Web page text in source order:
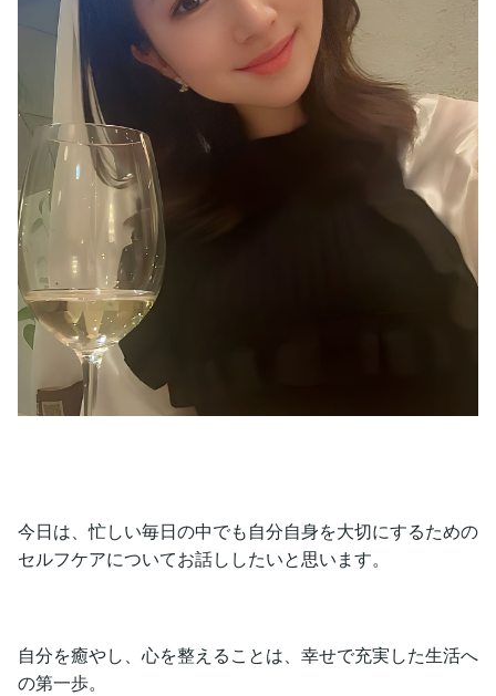
今日は、忙しい毎日の中でも自分自身を大切にするための
セルフケアについてお話ししたいと思います。
自分を癒やし、心を整えることは、幸せで充実した生活へ
の第一歩。